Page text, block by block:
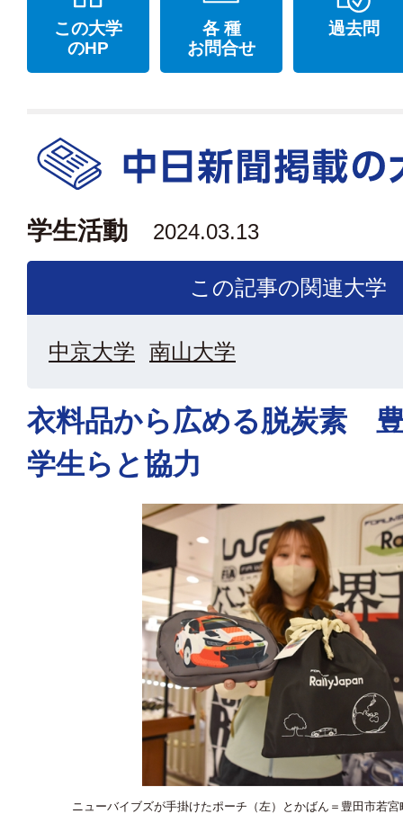
この大学
のHP
各 種
お問合せ
過去問
学生活動 2024.03.13
この記事の関連大学
中京大学 南山大学
衣料品から広める脱炭素
学生らと協力
ニューバイブズが手掛けたポーチ（左）とかばん＝豊田市若